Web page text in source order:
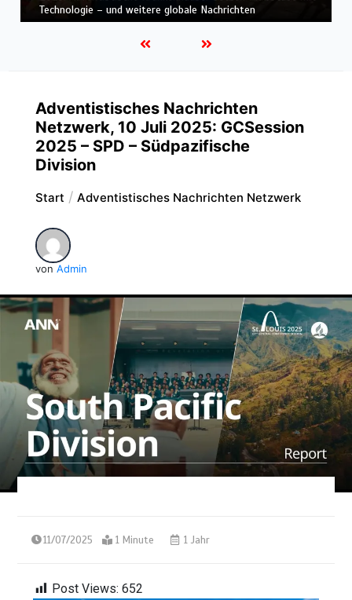
Nachrichten
Adventistisches Nachrichten
Netzwerk, 10 Juli 2025: GCSession
2025 – SPD – Südpazifische
Division
Start Adventistisches Nachrichten Netzwerk
von Admin
11/07/2025 1 Minute 1 Jahr
Post Views: 652